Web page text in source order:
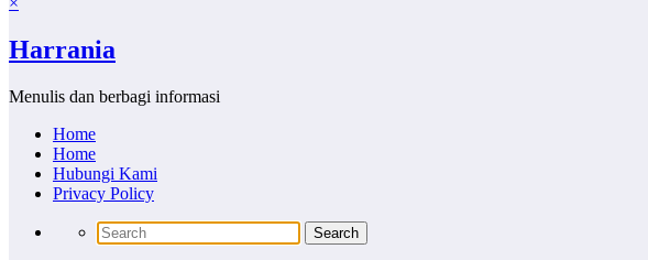
Harrania
Menulis dan berbagi informasi
Home
Home
Hubungi Kami
Privacy Policy